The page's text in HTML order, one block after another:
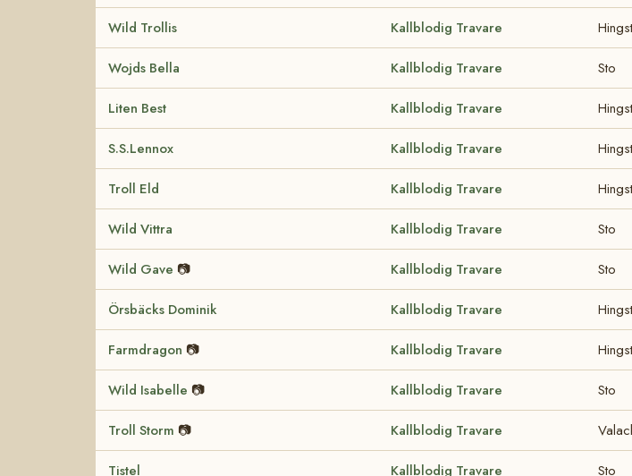
Wild Trollis Kallblodig Travare Hingst
Wojds Bella Kallblodig Travare Sto
Liten Best Kallblodig Travare Hingst
S.S.Lennox Kallblodig Travare Hingst
Troll Eld Kallblodig Travare Hingst
Wild Vittra Kallblodig Travare Sto
Wild Gave 📷 Kallblodig Travare Sto
Örsbäcks Dominik Kallblodig Travare Hingst
Farmdragon 📷 Kallblodig Travare Hingst
Wild Isabelle 📷 Kallblodig Travare Sto
Troll Storm 📷 Kallblodig Travare
Tistel Kallblodig Travare Sto